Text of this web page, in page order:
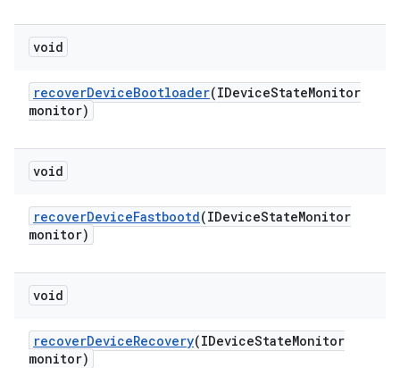
void
recoverDeviceBootloader(IDeviceStateMonitor
monitor)
void
recoverDeviceFastbootd(IDeviceStateMonitor
monitor)
void
recoverDeviceRecovery(IDeviceStateMonitor
monitor)